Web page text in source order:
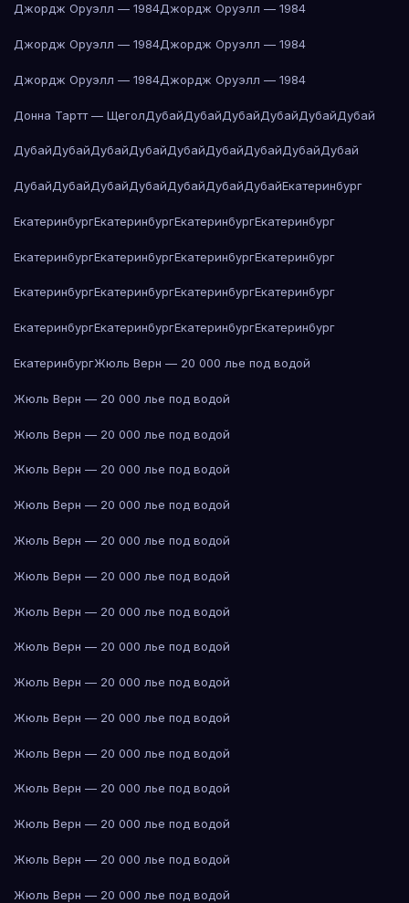
Джордж Оруэлл — 1984Джордж Оруэлл — 1984
Джордж Оруэлл — 1984Джордж Оруэлл — 1984
Джордж Оруэлл — 1984Джордж Оруэлл — 1984
Донна Тартт — ЩеголДубайДубайДубайДубайДубайДубай
ДубайДубайДубайДубайДубайДубайДубайДубайДубай
ДубайДубайДубайДубайДубайДубайДубайЕкатеринбург
ЕкатеринбургЕкатеринбургЕкатеринбургЕкатеринбург
ЕкатеринбургЕкатеринбургЕкатеринбургЕкатеринбург
ЕкатеринбургЕкатеринбургЕкатеринбургЕкатеринбург
ЕкатеринбургЕкатеринбургЕкатеринбургЕкатеринбург
ЕкатеринбургЖюль Верн — 20 000 лье под водой
Жюль Верн — 20 000 лье под водой
Жюль Верн — 20 000 лье под водой
Жюль Верн — 20 000 лье под водой
Жюль Верн — 20 000 лье под водой
Жюль Верн — 20 000 лье под водой
Жюль Верн — 20 000 лье под водой
Жюль Верн — 20 000 лье под водой
Жюль Верн — 20 000 лье под водой
Жюль Верн — 20 000 лье под водой
Жюль Верн — 20 000 лье под водой
Жюль Верн — 20 000 лье под водой
Жюль Верн — 20 000 лье под водой
Жюль Верн — 20 000 лье под водой
Жюль Верн — 20 000 лье под водой
Жюль Верн — 20 000 лье под водой